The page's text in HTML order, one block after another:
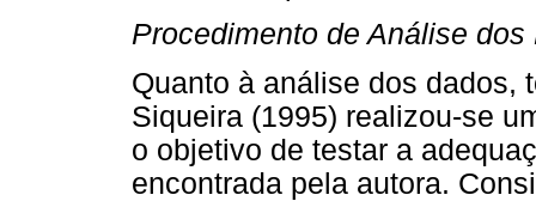
Procedimento de Análise dos
Quanto à análise dos dados,
Siqueira (1995) realizou-se
o objetivo de testar a
encontrada pela autora.